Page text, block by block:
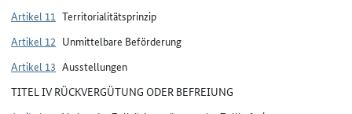
Artikel 11 Territorialitätsprinzip
Artikel 12 Unmittelbare Beförderung
Artikel 13 Ausstellungen
TITEL IV RÜCKVERGÜTUNG ODER BEFREIUNG